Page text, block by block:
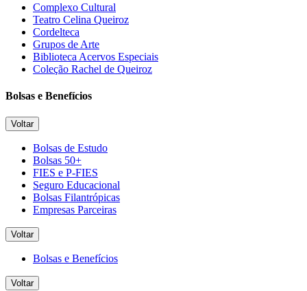
Complexo Cultural
Teatro Celina Queiroz
Cordelteca
Grupos de Arte
Biblioteca Acervos Especiais
Coleção Rachel de Queiroz
Bolsas e Benefícios
Voltar
Bolsas de Estudo
Bolsas 50+
FIES e P-FIES
Seguro Educacional
Bolsas Filantrópicas
Empresas Parceiras
Voltar
Bolsas e Benefícios
Voltar